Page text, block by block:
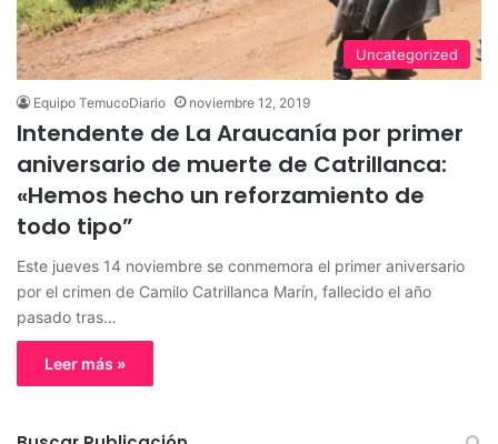
Uncategorized
Equipo TemucoDiario noviembre 12, 2019
Intendente de La Araucanía por primer
aniversario de muerte de Catrillanca:
«Hemos hecho un reforzamiento de
todo tipo”
Este jueves 14 noviembre se conmemora el primer aniversario
por el crimen de Camilo Catrillanca Marín, fallecido el año
pasado tras…
Leer más »